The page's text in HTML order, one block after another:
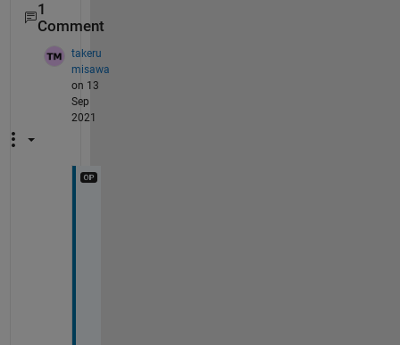
1
Comment
takeru
misawa
on 13
Sep
2021